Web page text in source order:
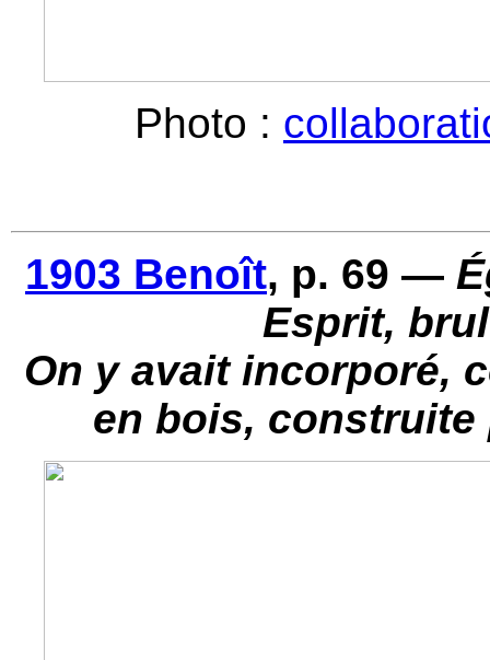
Photo :
1903 Benoît, p. 69 —
Esprit,
On y avait incorporé,
en bois, construite